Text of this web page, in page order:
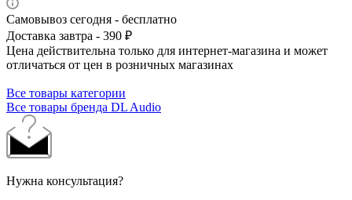
Самовывоз сегодня - бесплатно
Доставка завтра - 390 ₽
Цена действительна только для интернет-магазина и может
отличаться от цен в розничных магазинах
Все товары категории
Все товары бренда DL Audio
Нужна консультация?